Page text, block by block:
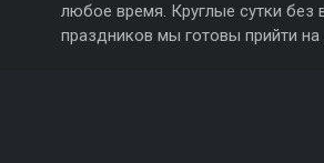
любое время. Круглые сутки без
праздников мы готовы прийти